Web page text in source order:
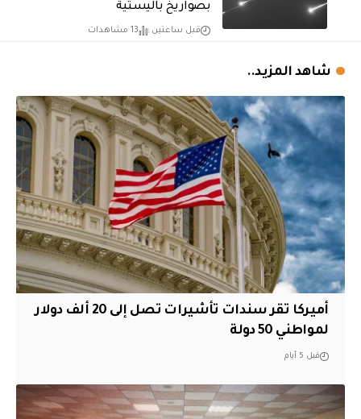
بصواريخ باليستية
قبل ساعتين 13 مشاهدات
شاهد المزيد..
أميركا تقر سندات تأشيرات تصل إلى 20 ألف دولار
لمواطني 50 دولة
قبل 5 أيام